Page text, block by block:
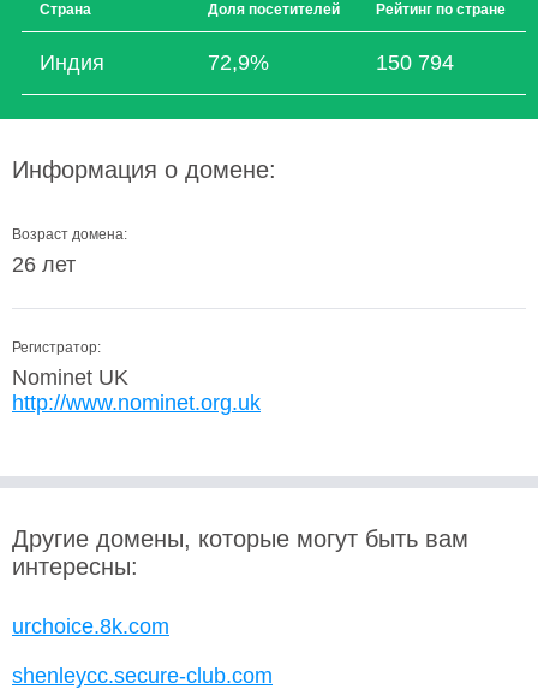
Страна Доля посетителей Рейтинг по стране
Индия 72,9% 150 794
Информация о домене:
Возраст домена:
26 лет
Регистратор:
Nominet UK
http://www.nominet.org.uk
Другие домены, которые могут быть вам
интересны:
urchoice.8k.com
shenleycc.secure-club.com